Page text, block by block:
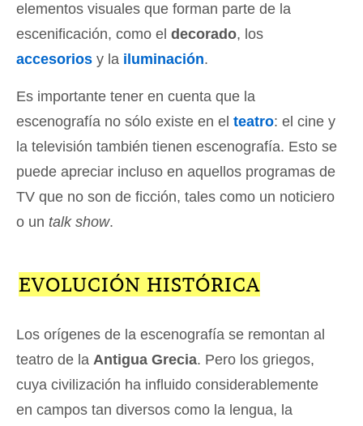
elementos visuales que forman parte de la
escenificación, como el decorado, los
accesorios y la iluminación.
Es importante tener en cuenta que la
escenografía no sólo existe en el teatro: el cine y
la televisión también tienen escenografía. Esto se
puede apreciar incluso en aquellos programas de
TV que no son de ficción, tales como un noticiero
o un talk show.
EVOLUCIÓN HISTÓRICA
Los orígenes de la escenografía se remontan al
teatro de la Antigua Grecia. Pero los griegos,
cuya civilización ha influido considerablemente
en campos tan diversos como la lengua, la